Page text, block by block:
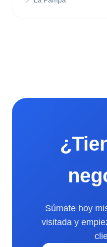
Súmate hoy
visitada y